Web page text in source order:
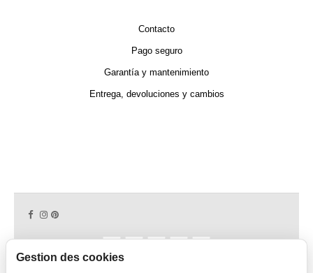
Contacto
Pago seguro
Garantía y mantenimiento
Entrega, devoluciones y cambios
Gestion des cookies